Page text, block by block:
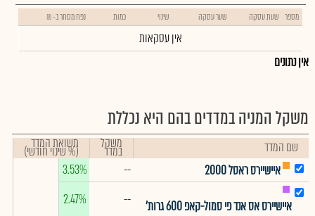
מספר שעת עסקה שער עסקה שינוי כמות נפח מסחר ב- ₪
אין עסקאות
אין נתונים
משקל המניה במדדים בהם היא נכללת
שם המדד משקל
במדד תשואת המדד
(% שינוי חודשי)
איישיירס ראסל 2000
--
3.53%
איישיירס אס אנד פי סמול-קאפ 600 גרות' --
2.47%